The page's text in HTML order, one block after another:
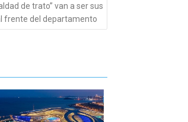
de trato” van a ser sus
frente del departamento